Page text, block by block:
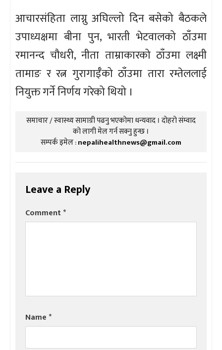
आचारसंहिता लाग्नु अघिल्लो दिन बसेको बैठकले
उपाध्यक्षमा बीना पुन, भारती भेटवालको ठाँउमा
रमानन्द चौधरी, नीता ताम्राकारको ठाँउमा लक्ष्मी
तामाङ र रत्न गुरागाईँको ठाँउमा तारा रम्तेललाई
नियुक्त गर्ने निर्णय गरेको थियो ।
समाचार / स्वास्थ्य सामाग्री पढनु भएकोमा धन्यवाद । दोहरो संम्वाद
को लागी मेल गर्न सक्नु हुन्छ ।
सम्पर्क इमेल :nepalihealthnews@gmail.com
Leave a Reply
Comment*
Name*